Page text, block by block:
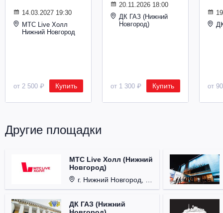
14.03.2027 19:30
МТС Live Холл
Нижний Новгород
от 2 500 ₽ Купить
20.11.2026 18:00
ДК ГАЗ (Нижний
Новгород)
от 1 300 ₽ Купить от
Другие площадки
МТС Live Холл (Нижний
Новгород)
г. Нижний Новгород, Площадь Октябрьская, д. 1.
ДК ГАЗ (Нижний